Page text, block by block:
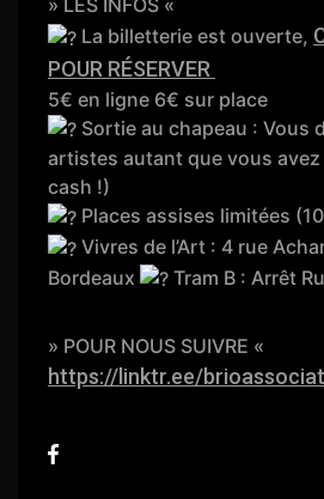
» LES INFOS «
La billetterie est ouverte,
POUR RÉSERVER
5€ en ligne 6€ sur place
Sortie au chapeau : Vous
artistes autant que vous avez
cash !)
Places assises limitées
Vivres de l’Art : 4 rue
Bordeaux
Tram B : Arrêt
» POUR NOUS SUIVRE «
https://linktr.ee/